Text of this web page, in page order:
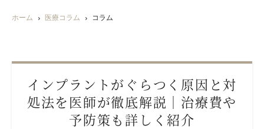
ホーム 医療コラム コラム
インプラントがぐらつく原因と対
処法を医師が徹底解説｜治療費や
予防策も詳しく紹介